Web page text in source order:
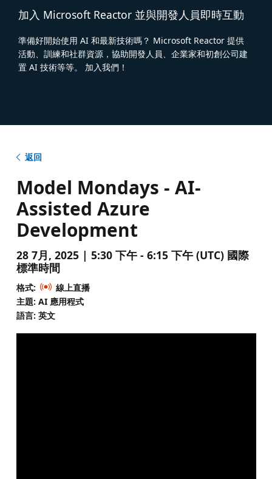
加入 Microsoft Reactor 並與開發人員即時互動
準備好開始使用 AI 和最新技術嗎？ Microsoft Reactor 提供
活動、訓練和社群資源，協助開發人員、企業家和初創公司建
置 AI 技術等等。 加入我們！
返回
Model Mondays - AI-
Assisted Azure
Development
28 7月, 2025 | 5:30 下午 - 6:15 下午 (UTC) 國際
標準時間
格式:
線上直播
主題: AI 應用程式
語言: 英文